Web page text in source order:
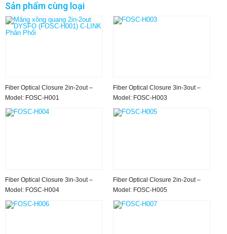
Sản phẩm cùng loại
Fiber Optical Closure 2in-2out –
Model: FOSC-H001
Fiber Optical Closure 3in-3out –
Model: FOSC-H003
Fiber Optical Closure 3in-3out –
Model: FOSC-H004
Fiber Optical Closure 2in-2out –
Model: FOSC-H005